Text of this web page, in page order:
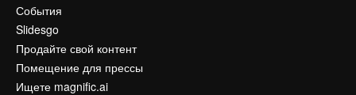
События
Slidesgo
Продайте свой контент
Помещение для прессы
Ищете magnific.ai